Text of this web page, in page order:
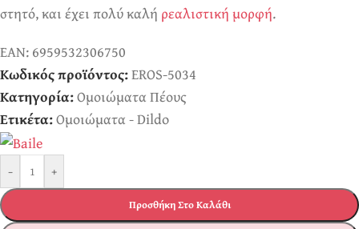
στητό, και έχει πολύ καλή ρεαλιστική μορφή.
EAN:6959532306750
Κωδικός προϊόντος:EROS-5034
Κατηγορία:Ομοιώματα Πέους
Ετικέτα:Ομοιώματα - Dildo
- +
Προσθήκη Στο Καλάθι